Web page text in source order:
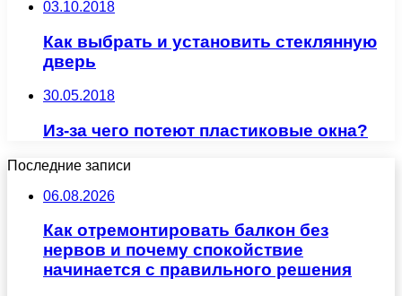
03.10.2018
Как выбрать и установить стеклянную
дверь
30.05.2018
Из-за чего потеют пластиковые окна?
Последние записи
06.08.2026
Как отремонтировать балкон без
нервов и почему спокойствие
начинается с правильного решения